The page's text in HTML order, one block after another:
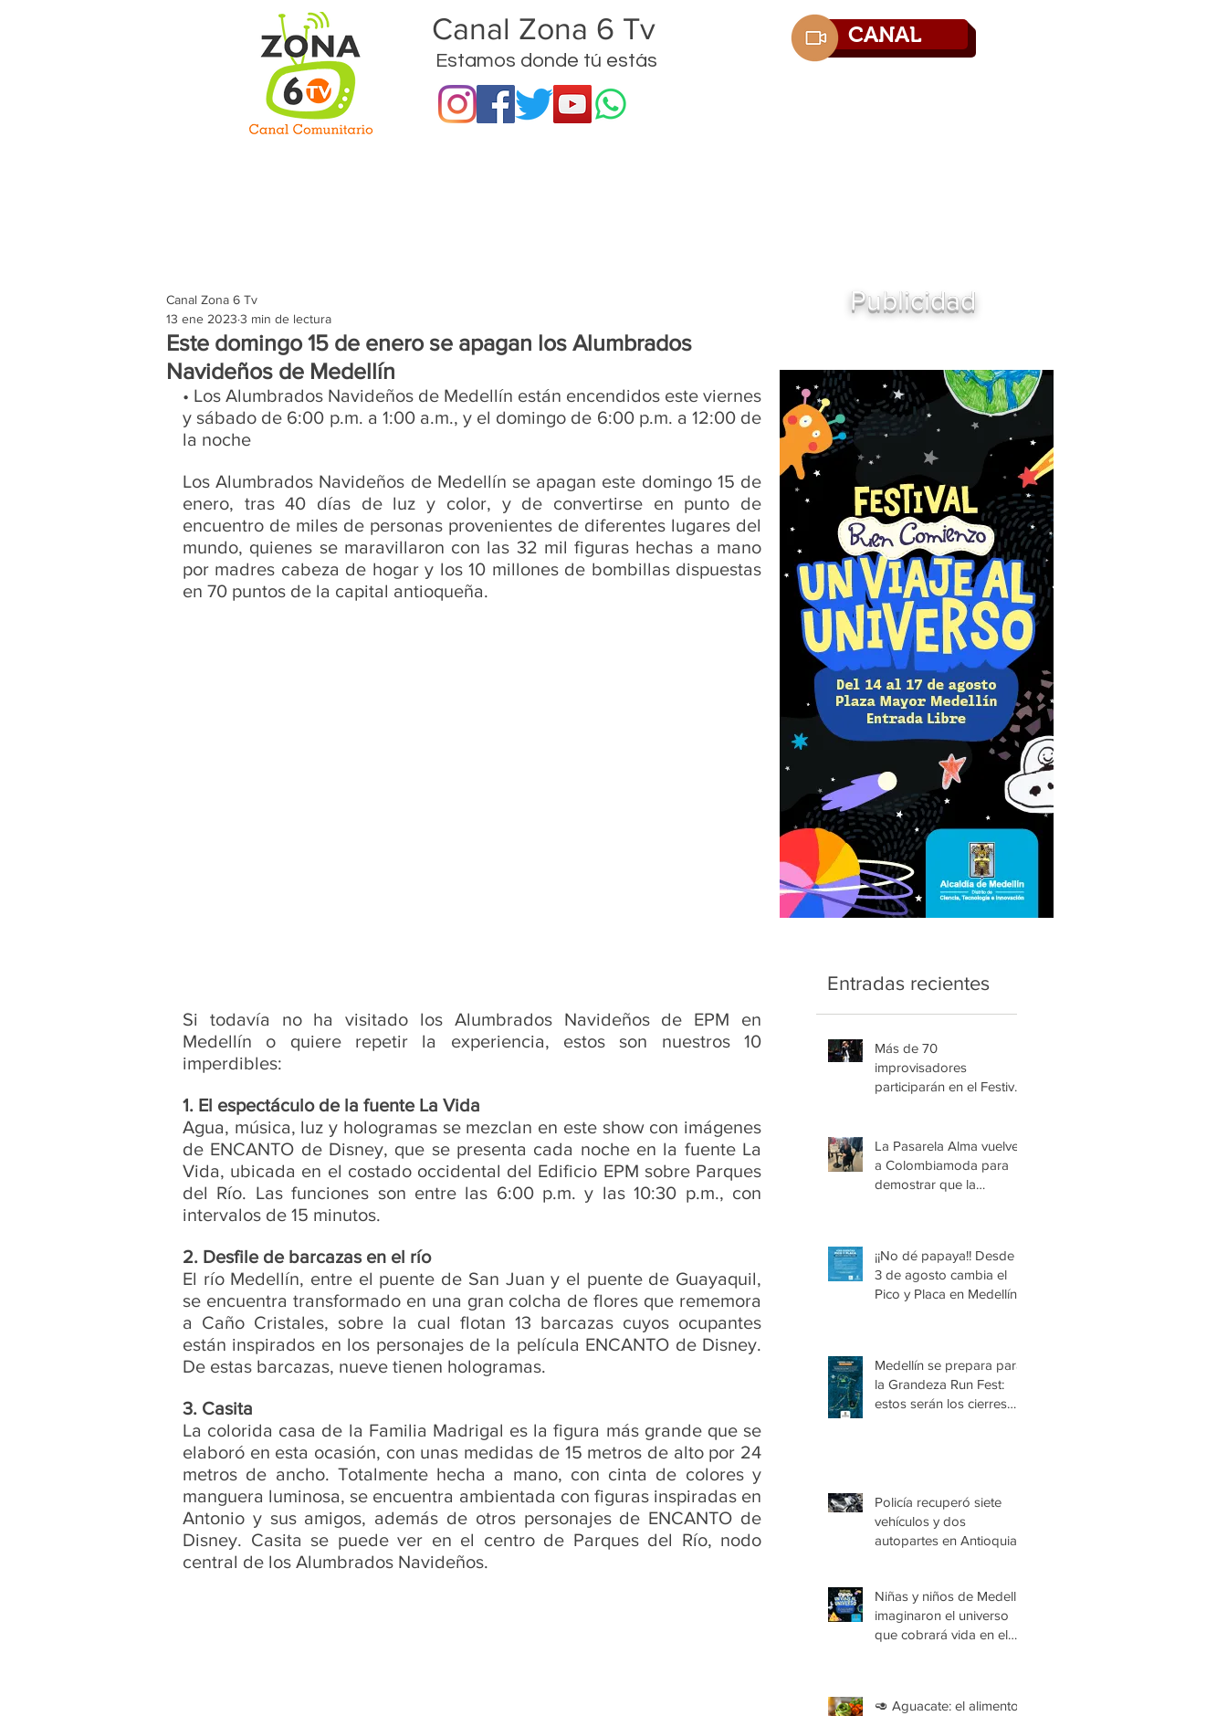
Canal Zona 6 Tv
Estamos donde tú estás
CANAL
Este domingo 15 de enero se apagan los Alumbrados
Navideños de Medellín
Canal Zona 6 Tv
13 ene 2023 3 min de lectura
• Los Alumbrados Navideños de Medellín están encendidos este viernes
y sábado de 6:00 p.m. a 1:00 a.m., y el domingo de 6:00 p.m. a 12:00 de
la noche
Los Alumbrados Navideños de Medellín se apagan este domingo 15 de
enero, tras 40 días de luz y color, y de convertirse en punto de
encuentro de miles de personas provenientes de diferentes lugares del
mundo, quienes se maravillaron con las 32 mil figuras hechas a mano
por madres cabeza de hogar y los 10 millones de bombillas dispuestas
en 70 puntos de la capital antioqueña.
Si todavía no ha visitado los Alumbrados Navideños de EPM en
Medellín o quiere repetir la experiencia, estos son nuestros 10
imperdibles:
1. El espectáculo de la fuente La Vida
Agua, música, luz y hologramas se mezclan en este show con imágenes
de ENCANTO de Disney, que se presenta cada noche en la fuente La
Vida, ubicada en el costado occidental del Edificio EPM sobre Parques
del Río. Las funciones son entre las 6:00 p.m. y las 10:30 p.m., con
intervalos de 15 minutos.
2. Desfile de barcazas en el río
El río Medellín, entre el puente de San Juan y el puente de Guayaquil,
se encuentra transformado en una gran colcha de flores que rememora
a Caño Cristales, sobre la cual flotan 13 barcazas cuyos ocupantes
están inspirados en los personajes de la película ENCANTO de Disney.
De estas barcazas, nueve tienen hologramas.
3. Casita
La colorida casa de la Familia Madrigal es la figura más grande que se
elaboró en esta ocasión, con unas medidas de 15 metros de alto por 24
metros de ancho. Totalmente hecha a mano, con cinta de colores y
manguera luminosa, se encuentra ambientada con figuras inspiradas en
Antonio y sus amigos, además de otros personajes de ENCANTO de
Disney. Casita se puede ver en el centro de Parques del Río, nodo
central de los Alumbrados Navideños.
Publicidad
Entradas recientes
Más de 70
improvisadores
participarán en el Festival
La Pasarela Alma vuelve
a Colombiamoda para
demostrar que la
¡¡No dé papaya!! Desde el
3 de agosto cambia el
Pico y Placa en Medellín
Medellín se prepara para
la Grandeza Run Fest:
estos serán los cierres
Policía recuperó siete
vehículos y dos
autopartes en Antioquia,
Niñas y niños de Medellín
imaginaron el universo
que cobrará vida en el
🥑 Aguacate: el alimento